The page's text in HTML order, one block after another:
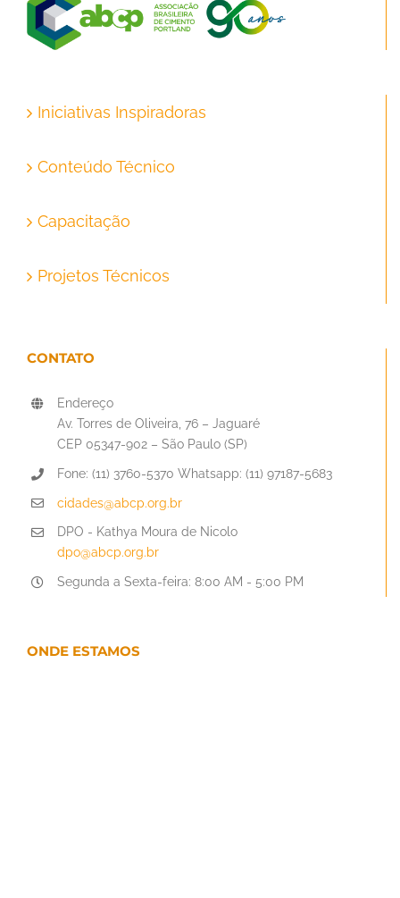
Iniciativas Inspiradoras
Conteúdo Técnico
Capacitação
Projetos Técnicos
CONTATO
Endereço
Av. Torres de Oliveira, 76 – Jaguaré
CEP 05347-902 – São Paulo (SP)
Fone: (11) 3760-5370 Whatsapp: (11) 97187-5683
cidades@abcp.org.br
DPO - Kathya Moura de Nicolo
dpo@abcp.org.br
Segunda a Sexta-feira: 8:00 AM - 5:00 PM
ONDE ESTAMOS